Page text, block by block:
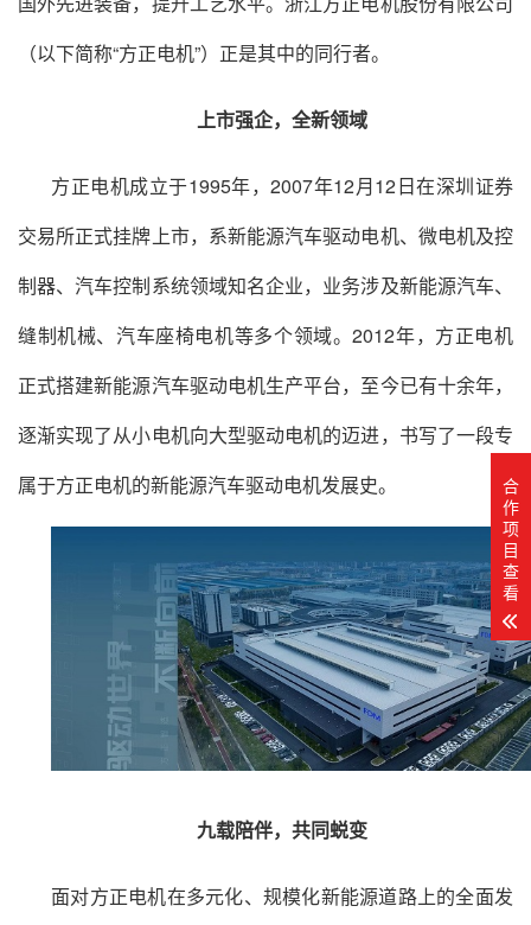
（以下简称“方正电机”）正是其中的同行者。
上市强企，全新领域
方正电机成立于1995年，2007年12月12日在深圳证券
交易所正式挂牌上市，系新能源汽车驱动电机、微电机及控
制器、汽车控制系统领域知名企业，业务涉及新能源汽车、
缝制机械、汽车座椅电机等多个领域。2012年，方正电机
正式搭建新能源汽车驱动电机生产平台，至今已有十余年，
逐渐实现了从小电机向大型驱动电机的迈进，书写了一段专
属于方正电机的新能源汽车驱动电机发展史。
九载陪伴，共同蜕变
面对方正电机在多元化、规模化新能源道路上的全面发
合
作
项
目
查
看